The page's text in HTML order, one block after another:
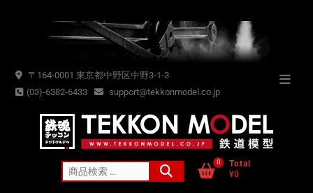
〒164-0001 東京都中野区中野3-1-3
(03)-6382-6433
support@tekkonmodel.co.jp
索
0
Total
¥0